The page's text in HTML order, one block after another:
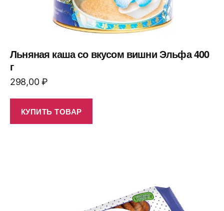
Льняная каша со вкусом вишни Эльфа 400
г
298,00₽
КУПИТЬ ТОВАР